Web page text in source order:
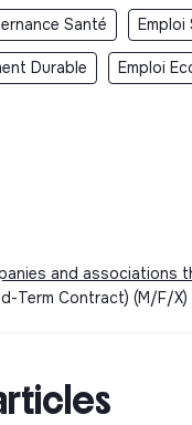
Santé Emploi
Durable Emploi
and associations
Term Contract) (M/F/